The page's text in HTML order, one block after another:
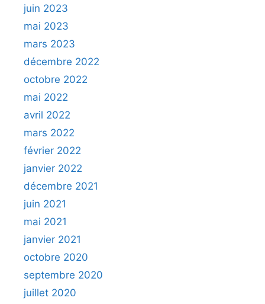
juin 2023
mai 2023
mars 2023
décembre 2022
octobre 2022
mai 2022
avril 2022
mars 2022
février 2022
janvier 2022
décembre 2021
juin 2021
mai 2021
janvier 2021
octobre 2020
septembre 2020
juillet 2020